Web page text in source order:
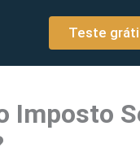
Teste
Imposto